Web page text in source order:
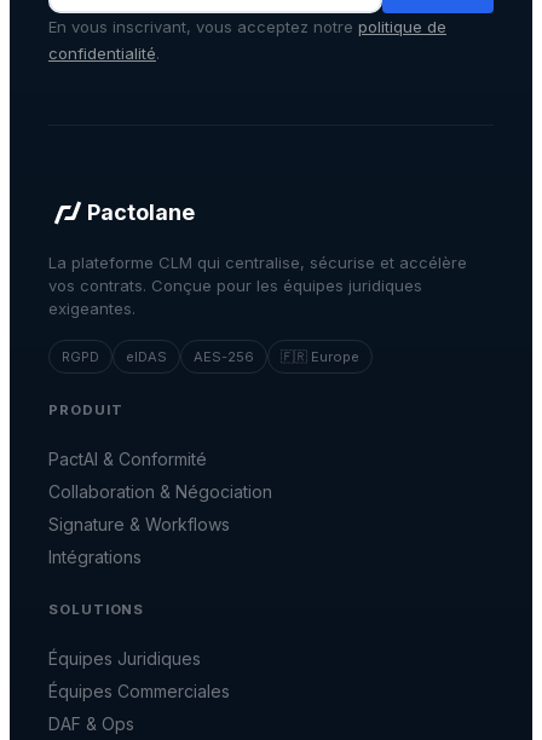
En vous inscrivant, vous acceptez notre politique de
confidentialité.
Pactolane
La plateforme CLM qui centralise, sécurise et accélère
vos contrats. Conçue pour les équipes juridiques
exigeantes.
RGPD eIDAS AES-256 🇫🇷 Europe
PRODUIT
PactAI & Conformité
Collaboration & Négociation
Signature & Workflows
Intégrations
SOLUTIONS
Équipes Juridiques
Équipes Commerciales
DAF & Ops